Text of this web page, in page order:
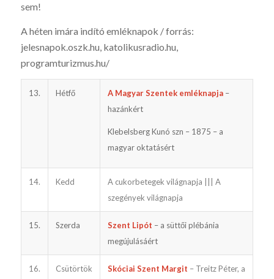
sem!
A héten imára indító emléknapok / forrás:
jelesnapok.oszk.hu, katoli­kusradio.hu,
programturizmus.hu/
13. Hétfő A Magyar Szentek emléknapja–
hazánkért
Klebelsberg Kunó szn – 1875 – a
magyar oktatásért
14. Kedd
A cukorbetegek világnapja ||| A
szegények világnapja
15. Szerda Szent Lipót – a süttői plébánia
megújulásáért
16. Csütörtök Skóciai Szent Margit – Treitz Péter, a